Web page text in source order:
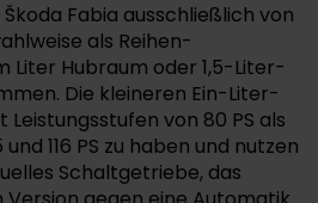
Fabia ausschließlich von
als Reihen-
Liter Hubraum oder 1,5-Liter-
Die kleineren Ein-Liter-
Leistungsstufen von 80 PS als
116 PS zu haben und nutzen
Schaltgetriebe, das